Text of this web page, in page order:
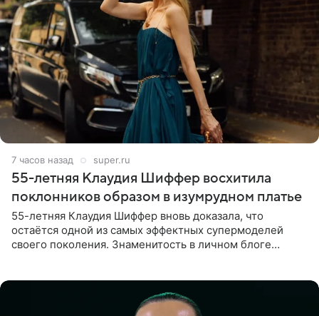
7 часов назад super.ru
55-летняя Клаудия Шиффер восхитила
поклонников образом в изумрудном платье
55-летняя Клаудия Шиффер вновь доказала, что
остаётся одной из самых эффектных супермоделей
своего поколения. Знаменитость в личном блоге